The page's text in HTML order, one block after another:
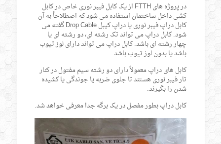
در پروژه های FTTH از یک کابل فیبر نوری خاص در کابل
کشی داخل ساختمان استفاده می شود که اصطلاحاً به آن
کابل دراپ فیبر نوری یا دراپ کیبل Drop Cable گفته می
شود. کابل دراپ می تواند تک رشته ای، دو رشته ای یا
چهار رشته ای باشد. کابل دراپ می تواند دارای لوز تیوب
باشد یا بدون لوز تیوب باشد.
کابل های دراپ معمولاً دارای دو رشته سیم مفتول در کنار
تار فیبر نوری هستند تا جلوی ضربه یا جوندگی یا کشیده
شدن را بگیرند.
کابل دراپ بطور مفصل در یک برگه جدا معرفی خواهد شد.